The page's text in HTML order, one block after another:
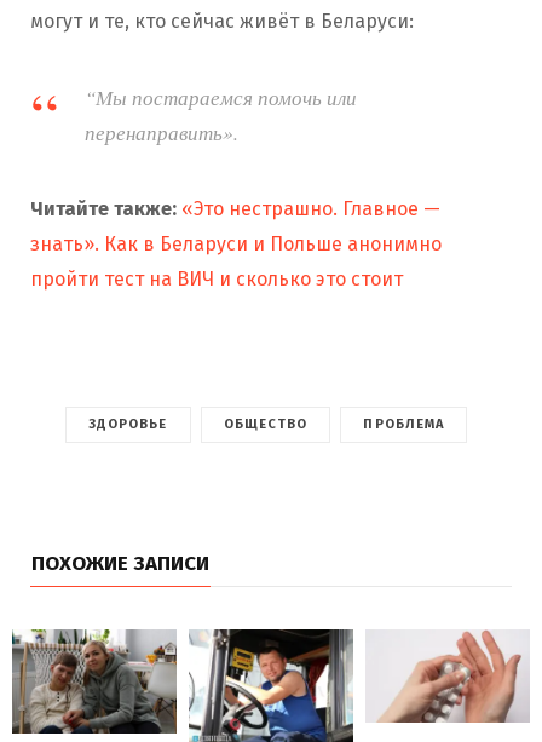
могут и те, кто сейчас живёт в Беларуси:
“Мы постараемся помочь или
перенаправить».
Читайте также: «Это нестрашно. Главное —
знать». Как в Беларуси и Польше анонимно
пройти тест на ВИЧ и сколько это стоит
ЗДОРОВЬЕ ОБЩЕСТВО ПРОБЛЕМА
ПОХОЖИЕ ЗАПИСИ